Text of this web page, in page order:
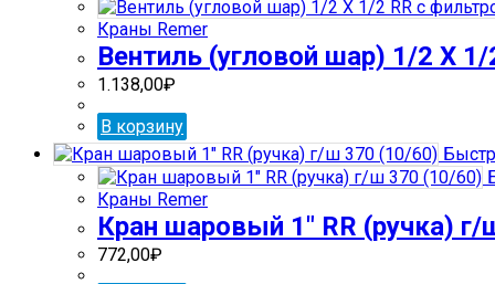
Краны Remer
Вентиль (угловой шар) 1/2 Х
1.138,00₽
В корзину
Краны Remer
Кран шаровый 1″ RR (ручка)
772,00₽